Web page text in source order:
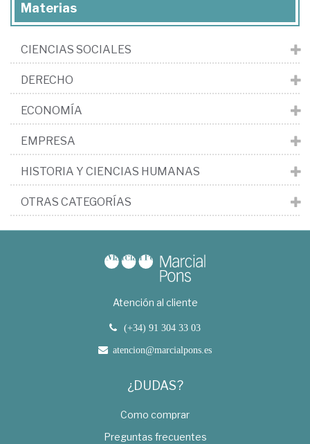
Materias
CIENCIAS SOCIALES
DERECHO
ECONOMÍA
EMPRESA
HISTORIA Y CIENCIAS HUMANAS
OTRAS CATEGORÍAS
Atención al cliente
(+34) 91 304 33 03
atencion@marcialpons.es
¿DUDAS?
Como comprar
Preguntas frecuentes